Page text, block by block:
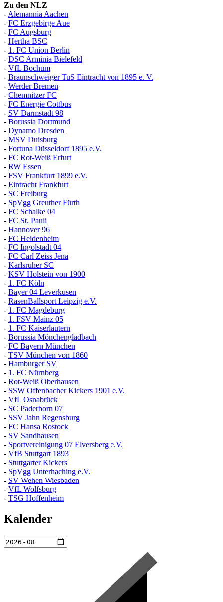
Zu den NLZ
- Alemannia Aachen
- FC Erzgebirge Aue
- FC Augsburg
- Hertha BSC
- 1. FC Union Berlin
- DSC Arminia Bielefeld
- VfL Bochum
- Braunschweiger TuS Eintracht von 1895 e. V.
- Werder Bremen
- Chemnitzer FC
- FC Energie Cottbus
- SV Darmstadt 98
- Borussia Dortmund
- Dynamo Dresden
- MSV Duisburg
- Fortuna Düsseldorf 1895 e.V.
- FC Rot-Weiß Erfurt
- RW Essen
- FSV Frankfurt 1899 e.V.
- Eintracht Frankfurt
- SC Freiburg
- SpVgg Greuther Fürth
- FC Schalke 04
- FC St. Pauli
- Hannover 96
- FC Heidenheim
- FC Ingolstadt 04
- FC Carl Zeiss Jena
- Karlsruher SC
- KSV Holstein von 1900
- 1. FC Köln
- Bayer 04 Leverkusen
- RasenBallsport Leipzig e.V.
- 1. FC Magdeburg
- 1. FSV Mainz 05
- 1. FC Kaiserlautern
- Borussia Mönchengladbach
- FC Bayern München
- TSV München von 1860
- Hamburger SV
- 1. FC Nürnberg
- Rot-Weiß Oberhausen
- SSW Offenbacher Kickers 1901 e.V.
- VfL Osnabrück
- SC Paderborn 07
- SSV Jahn Regensburg
- FC Hansa Rostock
- SV Sandhausen
- Sportvereinigung 07 Elversberg e.V.
- VfB Stuttgart 1893
- Stuttgarter Kickers
- SpVgg Unterhaching e.V.
- SV Wehen Wiesbaden
- VfL Wolfsburg
- TSG Hoffenheim
Kalender